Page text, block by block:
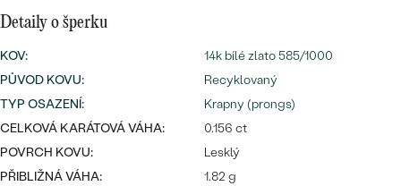
MINIMALISTICKÉ
PODLE PŘÍLEŽITOSTI
PODLE BARVY
Nejprodávanější
Detaily o šperku
KOV:
14k bílé zlato 585/1000
PŮVOD KOVU:
Recyklovaný
TYP OSAZENÍ:
Krapny (prongs)
CELKOVÁ KARÁTOVÁ VÁHA:
0.156 ct
POVRCH KOVU:
Lesklý
PŘIBLIŽNÁ VÁHA:
1.82 g